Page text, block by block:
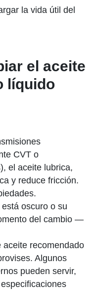
la vida útil del
el aceite
líquido
CVT o
el aceite lubrica,
y reduce fricción.
oscuro o su
del cambio —
aceite recomendado
Algunos
pueden servir,